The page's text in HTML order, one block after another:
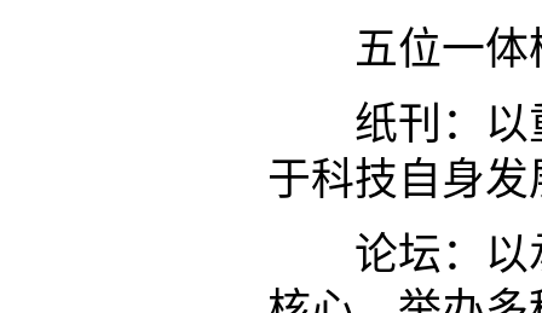
五位一体
纸刊：以重
于科技自身
论坛：以